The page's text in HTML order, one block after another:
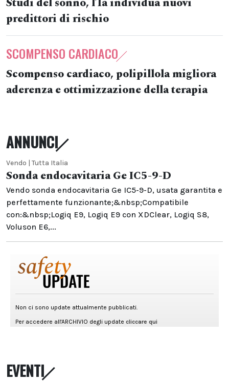
predittori di rischio
SCOMPENSO CARDIACO
Scompenso cardiaco, polipillola migliora
aderenza e ottimizzazione della terapia
ANNUNCI
Vendo | Tutta Italia
Sonda endocavitaria Ge IC5-9-D
Vendo sonda endocavitaria Ge IC5-9-D, usata garantita e
perfettamente funzionante;&nbsp;Compatibile
con:&nbsp;Logiq E9, Logiq E9 con XDClear, Logiq S8,
Voluson E6,...
EVENTI